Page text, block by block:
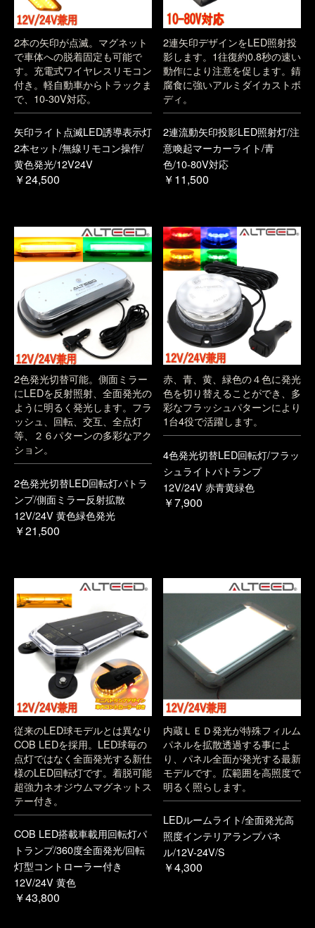
2本の矢印が点滅。マグネット
で車体への脱着固定も可能で
す。充電式ワイヤレスリモコン
付き。軽自動車からトラックま
で、10-30V対応。
矢印ライト点滅LED誘導表示灯
2本セット/無線リモコン操作/
黄色発光/12V24V
￥24,500
2連矢印デザインをLED照射投
影します。1往復約0.8秒の速い
動作により注意を促します。錆
腐食に強いアルミダイカストボ
ディ。
2連流動矢印投影LED照射灯/注
意喚起マーカーライト/青
色/10-80V対応
￥11,500
2色発光切替可能。側面ミラー
にLEDを反射照射、全面発光の
ように明るく発光します。フラ
ッシュ、回転、交互、全点灯
等、２６パターンの多彩なアク
ション。
2色発光切替LED回転灯パトラ
ンプ/側面ミラー反射拡散
12V/24V 黄色緑色発光
￥21,500
赤、青、黄、緑色の４色に発光
色を切り替えることができ、多
彩なフラッシュパターンにより
1台4役で活躍します。
4色発光切替LED回転灯/フラッ
シュライトパトランプ
12V/24V 赤青黄緑色
￥7,900
従来のLED球モデルとは異なり
COB LEDを採用。LED球毎の
点灯ではなく全面発光する新仕
様のLED回転灯です。着脱可能
超強力ネオジウムマグネットス
テー付き。
COB LED搭載車載用回転灯パ
トランプ/360度全面発光/回転
灯型コントローラー付き
12V/24V 黄色
￥43,800
内蔵ＬＥＤ発光が特殊フィルム
パネルを拡散透過する事によ
り、パネル全面が発光する最新
モデルです。広範囲を高照度で
明るく照らします。
LEDルームライト/全面発光高
照度インテリアランプパネ
ル/12V-24V/S
￥4,300